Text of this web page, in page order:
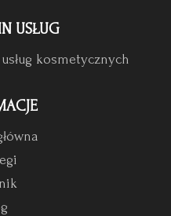
USŁUG
kosmetycznych